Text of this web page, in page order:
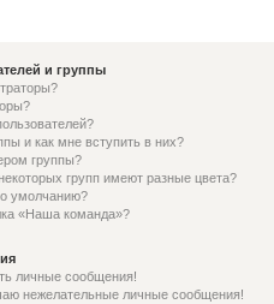
и группы
и как мне вступить в них?
группы?
групп имеют разные цвета?
умолчанию?
«Наша команда»?
личные сообщения!
нежелательные личные сообщения!